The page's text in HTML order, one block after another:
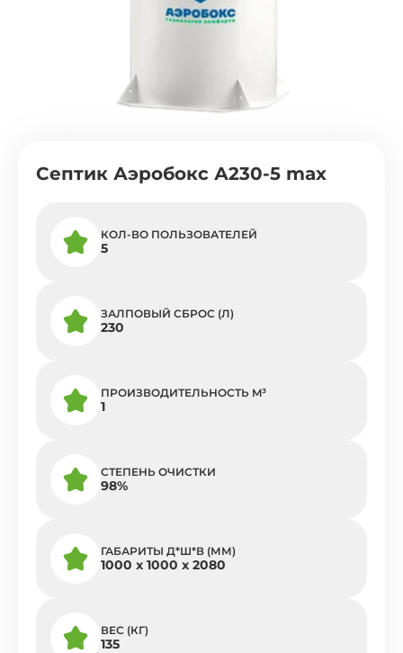
Септик Аэробокс А230-5 max
КОЛ-ВО ПОЛЬЗОВАТЕЛЕЙ
5
ЗАЛПОВЫЙ СБРОС (Л)
230
ПРОИЗВОДИТЕЛЬНОСТЬ M³
1
СТЕПЕНЬ ОЧИСТКИ
98%
ГАБАРИТЫ Д*Ш*В (ММ)
1000 x 1000 x 2080
ВЕС (КГ)
135